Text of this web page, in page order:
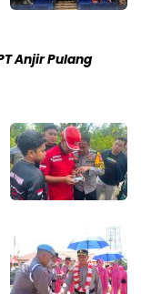
Anjir Pulang